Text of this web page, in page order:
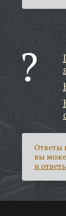
Ответы
вы
и